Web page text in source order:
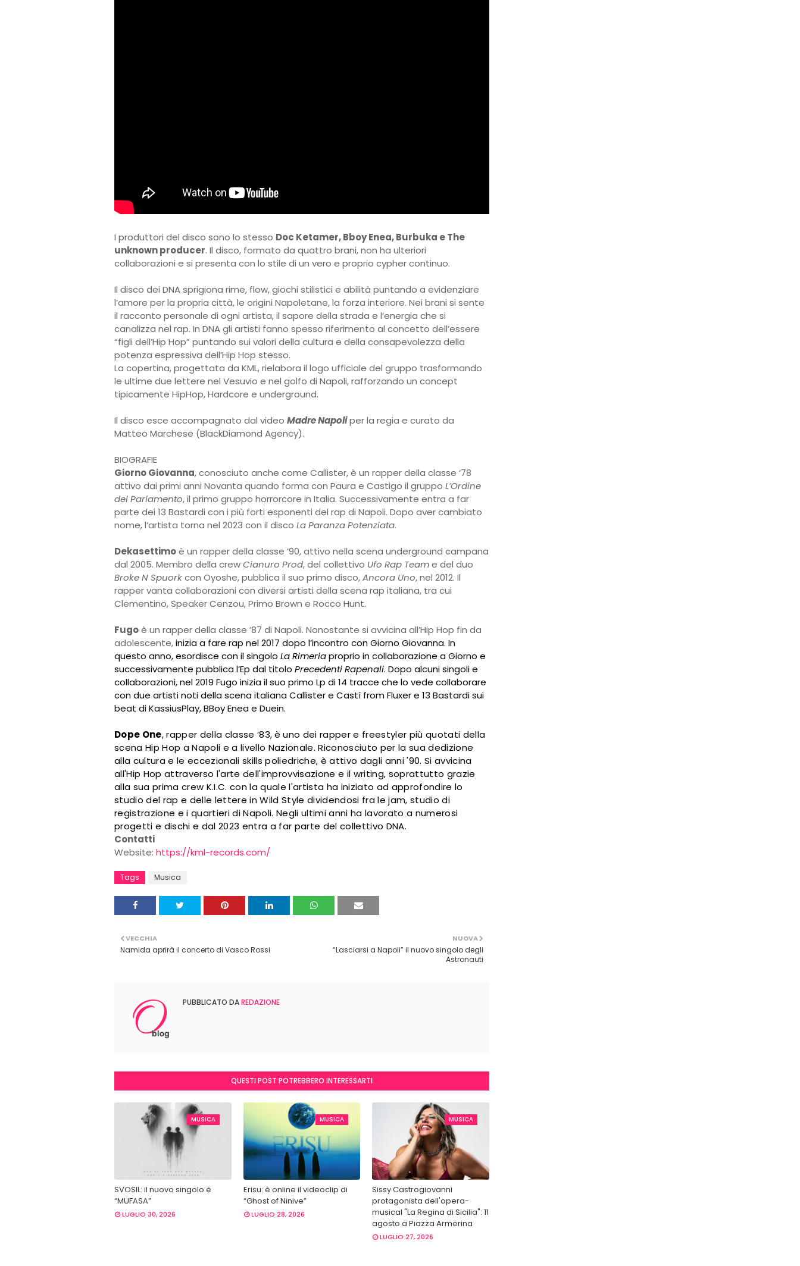
I produttori del disco sono lo stesso Doc Ketamer, Bboy Enea, Burbuka e The
unknown producer. Il disco, formato da quattro brani, non ha ulteriori
collaborazioni e si presenta con lo stile di un vero e proprio cypher continuo.
Il disco dei DNA sprigiona rime, flow, giochi stilistici e abilità puntando a evidenziare
l’amore per la propria città, le origini Napoletane, la forza interiore. Nei brani si sente
il racconto personale di ogni artista, il sapore della strada e l’energia che si
canalizza nel rap. In DNA gli artisti fanno spesso riferimento al concetto dell’essere
“figli dell’Hip Hop” puntando sui valori della cultura e della consapevolezza della
potenza espressiva dell’Hip Hop stesso.
La copertina, progettata da KML, rielabora il logo ufficiale del gruppo trasformando
le ultime due lettere nel Vesuvio e nel golfo di Napoli, rafforzando un concept
tipicamente HipHop, Hardcore e underground.
Il disco esce accompagnato dal video Madre Napoliper la regia e curato da
Matteo Marchese (BlackDiamond Agency).
BIOGRAFIE
Giorno Giovanna, conosciuto anche come Callister, è un rapper della classe ‘78
attivo dai primi anni Novanta quando forma con Paura e Castigo il gruppo L’Ordine
del Pariamento, il primo gruppo horrorcore in Italia. Successivamente entra a far
parte dei 13 Bastardi con i più forti esponenti del rap di Napoli. Dopo aver cambiato
nome, l’artista torna nel 2023 con il disco La Paranza Potenziata.
Dekasettimoè un rapper della classe ’90, attivo nella scena underground campana
dal 2005. Membro della crewCianuro Prod, del collettivo Ufo Rap Teame del duo
Broke N Spuorkcon Oyoshe, pubblica il suo primo disco,Ancora Uno, nel 2012. Il
rapper vanta collaborazioni con diversi artisti della scena rap italiana, tra cui
Clementino, Speaker Cenzou, Primo Brown e Rocco Hunt.
Fugoè un rapper della classe ’87 di Napoli. Nonostante si avvicina all’Hip Hop fin da
adolescente,inizia a fare rap nel 2017 dopo l’incontro con Giorno Giovanna. In
questo anno, esordisce con il singolo La Rimeriaproprio in collaborazione a Giorno e
successivamente pubblica l’Ep dal titolo Precedenti Rapenali. Dopo alcuni singoli e
collaborazioni, nel 2019 Fugo inizia il suo primo Lp di 14 tracce che lo vede collaborare
con due artisti noti della scena italiana Callister e Castì from Fluxer e 13 Bastardi sui
beat di KassiusPlay, BBoy Enea e Duein.
Dope One, rapper della classe ’83,è uno dei rapper e freestyler più quotati della
scena Hip Hop a Napoli e a livello Nazionale. Riconosciuto per la sua dedizione
alla cultura e le eccezionali skills poliedriche, è attivo dagli anni '90. Si avvicina
all'Hip Hop attraverso l'arte dell'improvvisazione e il writing, soprattutto grazie
alla sua prima crew K.I.C. con la quale l'artista ha iniziato ad approfondire lo
studio del rap e delle lettere in Wild Style dividendosi fra le jam, studio di
registrazione e i quartieri di Napoli. Negli ultimi anni ha lavorato a numerosi
progetti e dischi e dal 2023 entra a far parte del collettivo DNA.
Contatti
Website: https://kml-records.com/
Tags Musica
NUOVA
“Lasciarsi a Napoli” il nuovo singolo degli
Astronauti
VECCHIA
Namida aprirà il concerto di Vasco Rossi
PUBBLICATO DAREDAZIONE
QUESTI POST POTREBBERO INTERESSARTI
MUSICA
SVOSIL: il nuovo singolo è
“MUFASA”
LUGLIO 30, 2026
MUSICA
Erisu: è online il videoclip di
“Ghost of Ninive”
LUGLIO 28, 2026
MUSICA
Sissy Castrogiovanni
protagonista dell'opera-
musical "La Regina di Sicilia": 11
agosto a Piazza Armerina
LUGLIO 27, 2026